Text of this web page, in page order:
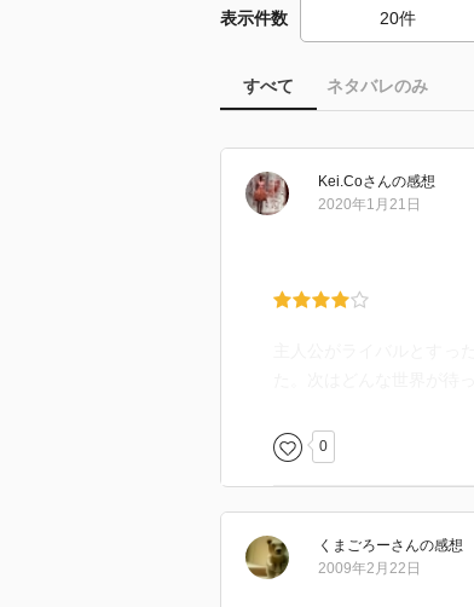
表示件数
すべて ネタバレのみ
Kei.Coさんの感想
2020年1月21日
0
くまごろーさんの感想
2009年2月22日